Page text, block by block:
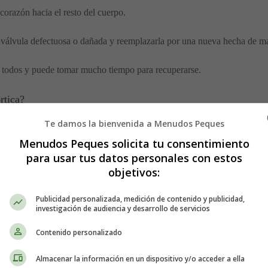
hacia el resto del cuerpo.
defectuosa o dañada y reemplazarla por una nueva hecha de
y puede tomar mucho tiempo para recuperarse.
dos razones:
de la válvula se hace más pequeña, obstruyendo el flujo de
permite que la sangre fluya de regreso al corazón.
severos pueden ocasionar problemas potencialmente mortales,
válvula aórtica, por lo que se recomienda reemplazar la válvula si
a una cirugía.
Te damos la bienvenida a Menudos Peques
Menudos Peques solicita tu consentimiento
para usar tus datos personales con estos
objetivos:
Publicidad personalizada, medición de contenido y publicidad,
investigación de audiencia y desarrollo de servicios
Contenido personalizado
Almacenar la información en un dispositivo y/o acceder a ella